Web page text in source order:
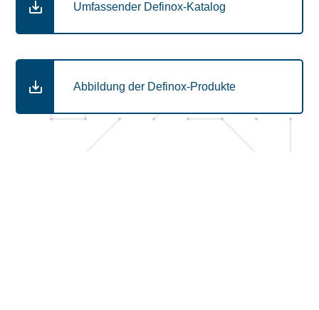
Umfassender Definox-Katalog
Abbildung der Definox-Produkte